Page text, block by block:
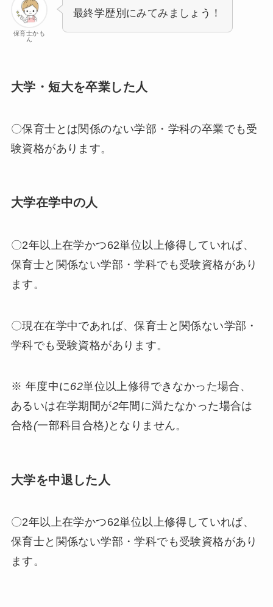
保育士かも
ん
最終学歴別にみてみましょう！
大学・短大を卒業した人
〇保育士とは関係のない学部・学科の卒業でも受
験資格があります。
大学在学中の人
〇2年以上在学かつ62単位以上修得していれば、
保育士と関係ない学部・学科でも受験資格があり
ます。
〇現在在学中であれば、保育士と関係ない学部・
学科でも受験資格があります。
※ 年度中に62単位以上修得できなかった場合、
あるいは在学期間が2年間に満たなかった場合は
合格(一部科目合格) となりません。
大学を中退した人
〇2年以上在学かつ62単位以上修得していれば、
保育士と関係ない学部・学科でも受験資格があり
ます。